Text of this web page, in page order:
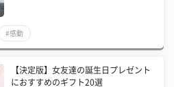
#感動
【決定版】女友達の誕生日プレゼント
におすすめのギフト20選